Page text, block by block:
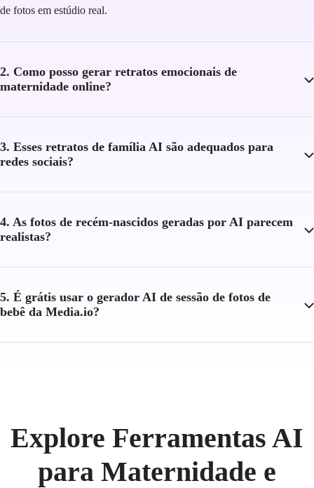
de fotos em estúdio real.
2. Como posso gerar retratos emocionais de
maternidade online?
3. Esses retratos de família AI são adequados para
redes sociais?
4. As fotos de recém-nascidos geradas por AI parecem
realistas?
5. É grátis usar o gerador AI de sessão de fotos de
bebê da Media.io?
Explore Ferramentas AI
para Maternidade e